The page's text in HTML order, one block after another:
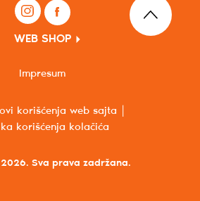
WEB SHOP
Sva prava zadržana.
korišćenja web sajta
korišćenja kolačića
Impresum